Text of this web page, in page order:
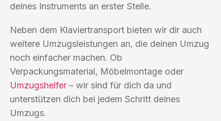
deines Instruments an erster Stelle.
Neben dem Klaviertransport bieten wir dir auch
weitere Umzugsleistungen an, die deinen Umzug
noch einfacher machen. Ob
Verpackungsmaterial, Möbelmontage oder
Umzugshelfer – wir sind für dich da und
unterstützen dich bei jedem Schritt deines
Umzugs.